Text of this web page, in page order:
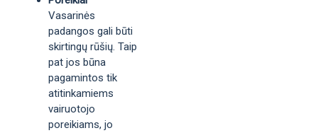
Vasarinės
padangos gali būti
skirtingų rūšių. Taip
pat jos būna
pagamintos tik
atitinkamiems
vairuotojo
poreikiams, jo